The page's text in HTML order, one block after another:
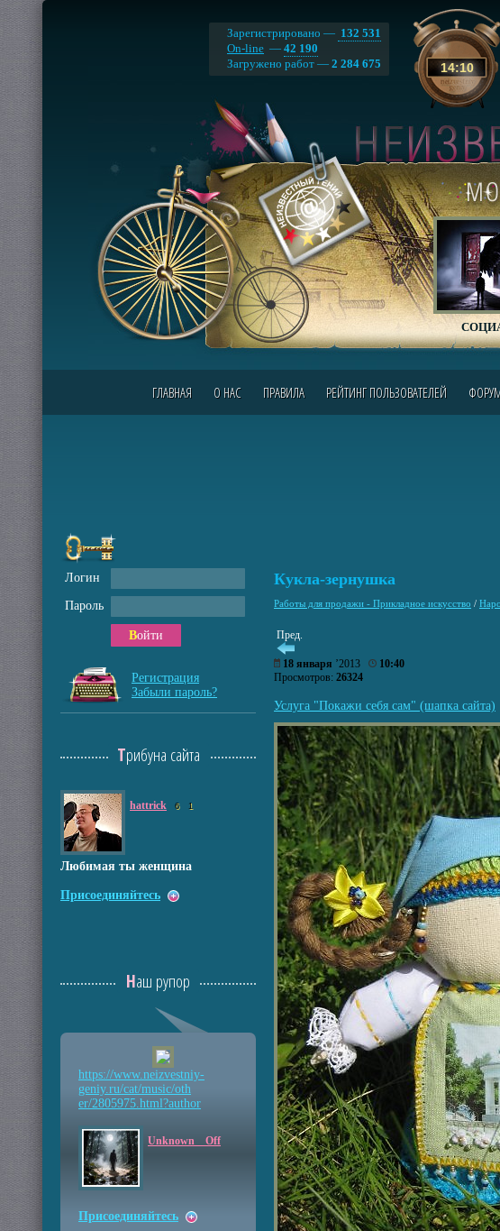
14:10
Зарегистрировано — 132 531
On-line — 42 190
Загружено работ — 2 284 675
ГЛАВНАЯ О НАС ПРАВИЛА РЕЙТИНГ ПОЛЬЗОВАТЕЛЕЙ
Кукла-зернушка
Работы для продажи - Прикладное искусство /
Пред.
18 января ’2013
10:40
Просмотров: 26324
Услуга "Покажи себя сам" (шапка сайта)
Логин
Пароль
Войти
Регистрация
Забыли пароль?
Трибуна сайта
hattrick 6 1
Любимая ты женщина
Присоединяйтесь
Наш рупор
https://www.neizvestniy-
geniy.ru/cat/music/oth
er/2805975.html?author
Unknown__Off
Присоединяйтесь